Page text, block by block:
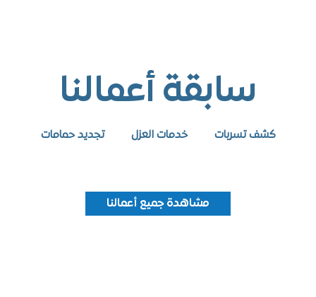
سابقة أعمالنا
كشف تسربات خدمات العزل تجديد حمامات
مشاهدة جميع أعمالنا